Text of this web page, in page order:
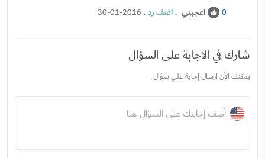
0 اعجبني .اضف رد.
30-01-2016
شارك في الاجابة على السؤال
يمكنك الآن ارسال إجابة علي سؤال
أضف إجابتك على السؤال هنا